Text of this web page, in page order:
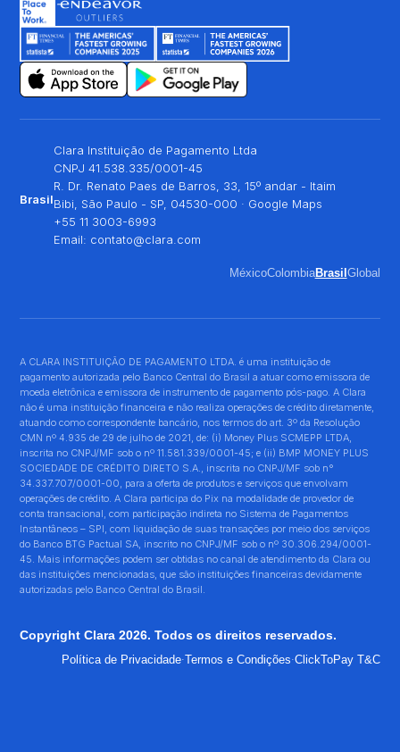
Brasil
Clara Instituição de Pagamento Ltda
CNPJ 41.538.335/0001-45
R. Dr. Renato Paes de Barros, 33, 15º andar - Itaim
Bibi, São Paulo - SP, 04530-000 · Google Maps
+55 11 3003-6993
Email: contato@clara.com
MéxicoColombiaBrasil Global
A CLARA INSTITUIÇÃO DE PAGAMENTO LTDA. é uma instituição de
pagamento autorizada pelo Banco Central do Brasil a atuar como emissora de
moeda eletrônica e emissora de instrumento de pagamento pós-pago. A Clara
não é uma instituição financeira e não realiza operações de crédito diretamente,
atuando como correspondente bancário, nos termos do art. 3º da Resolução
CMN nº 4.935 de 29 de julho de 2021, de: (i) Money Plus SCMEPP LTDA,
inscrita no CNPJ/MF sob o nº 11.581.339/0001-45; e (ii) BMP MONEY PLUS
SOCIEDADE DE CRÉDITO DIRETO S.A., inscrita no CNPJ/MF sob n°
34.337.707/0001-00, para a oferta de produtos e serviços que envolvam
operações de crédito. A Clara participa do Pix na modalidade de provedor de
conta transacional, com participação indireta no Sistema de Pagamentos
Instantâneos – SPI, com liquidação de suas transações por meio dos serviços
do Banco BTG Pactual SA, inscrito no CNPJ/MF sob o nº 30.306.294/0001-
45. Mais informações podem ser obtidas no canal de atendimento da Clara ou
das instituições mencionadas, que são instituições financeiras devidamente
autorizadas pelo Banco Central do Brasil.
Copyright Clara 2026. Todos os direitos reservados.
Política de Privacidade·Termos e Condições·ClickToPay T&C